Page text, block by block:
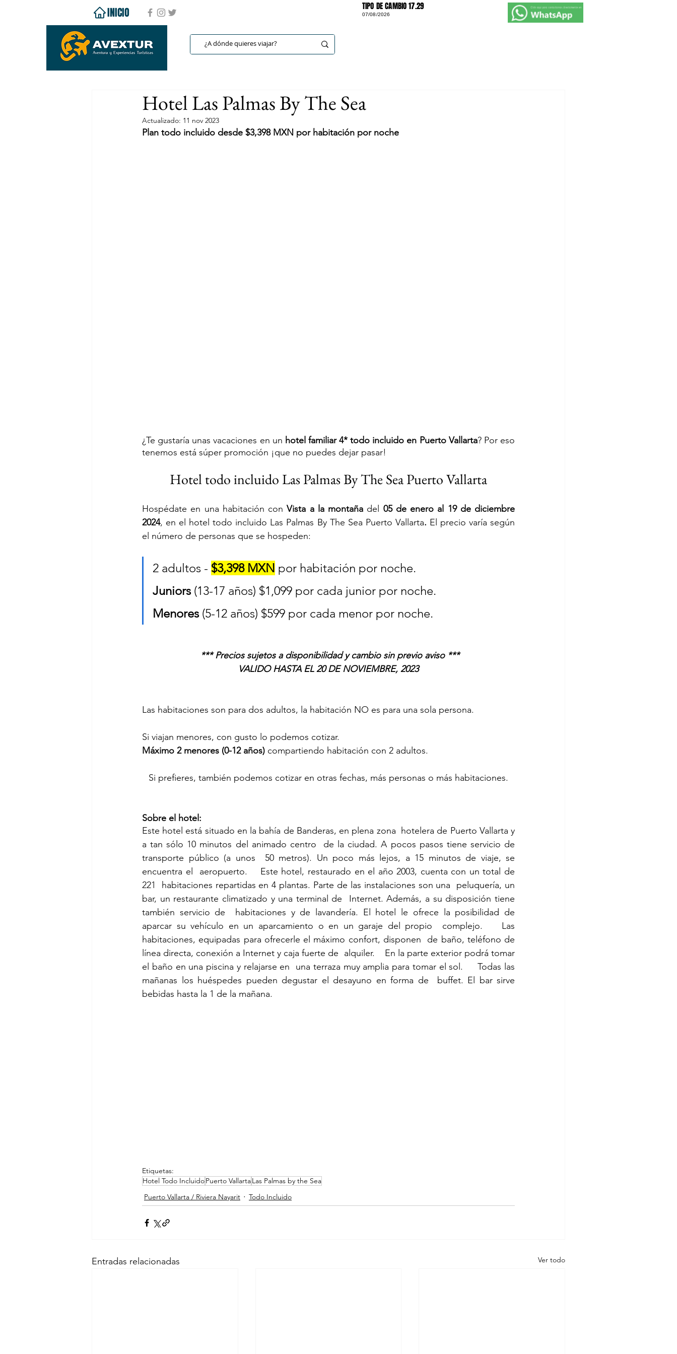
INICIO TIPO DE CAMBIO 17.29
07/08/2026
Hotel Las Palmas By The Sea
Actualizado: 11 nov 2023
Plan todo incluido desde $3,398 MXN por habitación por noche
¿Te gustaría unas vacaciones en un hotel familiar 4* todo incluido en Puerto Vallarta? Por eso
tenemos está súper promoción ¡que no puedes dejar pasar!
Hotel todo incluido Las Palmas By The Sea Puerto Vallarta
Hospédate en una habitación con Vista a la montaña del 05 de enero al 19 de diciembre
2024, en el hotel todo incluido Las Palmas By The Sea Puerto Vallarta. El precio varía según
el número de personas que se hospeden:
2 adultos - $3,398 MXN por habitación por noche.
Juniors (13-17 años) $1,099 por cada junior por noche.
Menores (5-12 años) $599 por cada menor por noche.
*** Precios sujetos a disponibilidad y cambio sin previo aviso ***
VALIDO HASTA EL 20 DE NOVIEMBRE, 2023
Las habitaciones son para dos adultos, la habitación NO es para una sola persona.
Si viajan menores, con gusto lo podemos cotizar.
Máximo 2 menores (0-12 años) compartiendo habitación con 2 adultos.
Si prefieres, también podemos cotizar en otras fechas, más personas o más habitaciones.
Sobre el hotel:
Este hotel está situado en la bahía de Banderas, en plena zona  hotelera de Puerto Vallarta y
a tan sólo 10 minutos del animado centro  de la ciudad. A pocos pasos tiene servicio de
transporte público (a unos  50 metros). Un poco más lejos, a 15 minutos de viaje, se
encuentra el  aeropuerto.    Este hotel, restaurado en el año 2003, cuenta con un total de
221  habitaciones repartidas en 4 plantas. Parte de las instalaciones son una  peluquería, un
bar, un restaurante climatizado y una terminal de  Internet. Además, a su disposición tiene
también servicio de  habitaciones y de lavandería. El hotel le ofrece la posibilidad de
aparcar su vehículo en un aparcamiento o en un garaje del propio  complejo.    Las
habitaciones, equipadas para ofrecerle el máximo confort, disponen  de baño, teléfono de
línea directa, conexión a Internet y caja fuerte de  alquiler.    En la parte exterior podrá tomar
el baño en una piscina y relajarse en  una terraza muy amplia para tomar el sol.     Todas las
mañanas los huéspedes pueden degustar el desayuno en forma de  buffet. El bar sirve
bebidas hasta la 1 de la mañana.
Etiquetas:
Hotel Todo IncluidoPuerto VallartaLas Palmas by the Sea
Puerto Vallarta / Riviera Nayarit
Todo Incluido
Entradas relacionadas Ver todo